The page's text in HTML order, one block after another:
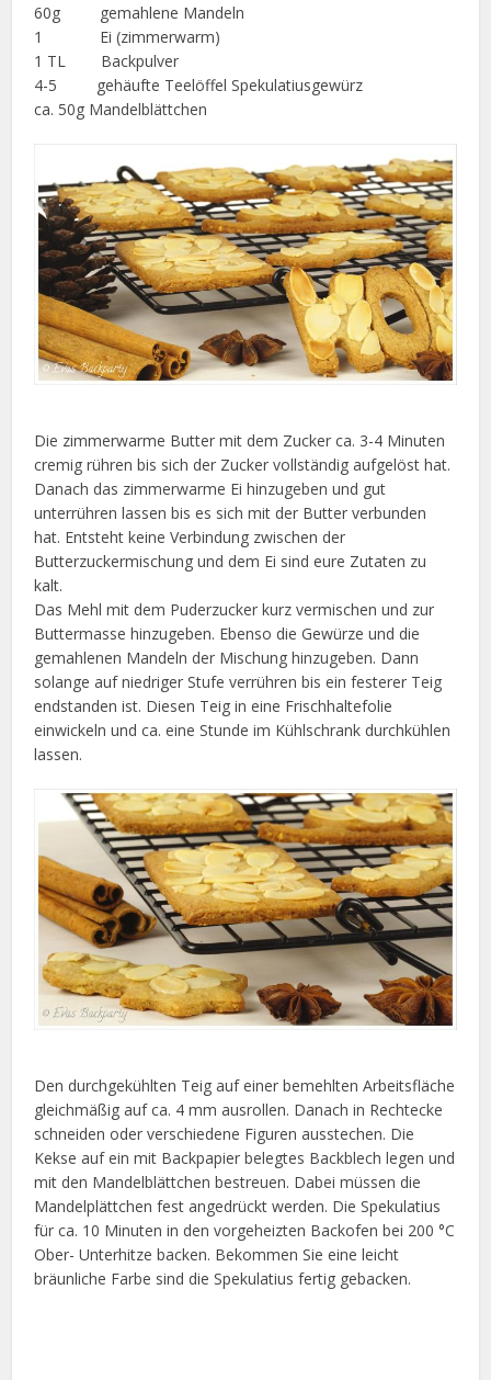
60g gemahlene Mandeln
1 Ei (zimmerwarm)
1 TL Backpulver
4-5 gehäufte Teelöffel Spekulatiusgewürz
ca. 50g Mandelblättchen
Die zimmerwarme Butter mit dem Zucker ca. 3-4 Minuten
cremig rühren bis sich der Zucker vollständig aufgelöst hat.
Danach das zimmerwarme Ei hinzugeben und gut
unterrühren lassen bis es sich mit der Butter verbunden
hat. Entsteht keine Verbindung zwischen der
Butterzuckermischung und dem Ei sind eure Zutaten zu
kalt.
Das Mehl mit dem Puderzucker kurz vermischen und zur
Buttermasse hinzugeben. Ebenso die Gewürze und die
gemahlenen Mandeln der Mischung hinzugeben. Dann
solange auf niedriger Stufe verrühren bis ein festerer Teig
endstanden ist. Diesen Teig in eine Frischhaltefolie
einwickeln und ca. eine Stunde im Kühlschrank durchkühlen
lassen.
Den durchgekühlten Teig auf einer bemehlten Arbeitsfläche
gleichmäßig auf ca. 4 mm ausrollen. Danach in Rechtecke
schneiden oder verschiedene Figuren ausstechen. Die
Kekse auf ein mit Backpapier belegtes Backblech legen und
mit den Mandelblättchen bestreuen. Dabei müssen die
Mandelplättchen fest angedrückt werden. Die Spekulatius
für ca. 10 Minuten in den vorgeheizten Backofen bei 200 °C
Ober- Unterhitze backen. Bekommen Sie eine leicht
bräunliche Farbe sind die Spekulatius fertig gebacken.